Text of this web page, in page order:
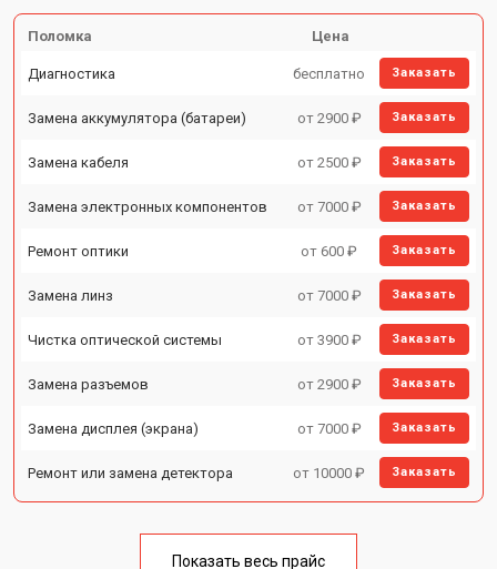
Поломка Цена
Диагностика бесплатно Заказать
Замена аккумулятора (батареи) от 2900 ₽ Заказать
Замена кабеля от 2500 ₽ Заказать
Замена электронных компонентов от 7000 ₽ Заказать
Ремонт оптики от 600 ₽ Заказать
Замена линз от 7000 ₽ Заказать
Чистка оптической системы от 3900 ₽ Заказать
Замена разъемов от 2900 ₽ Заказать
Замена дисплея (экрана) от 7000 ₽ Заказать
Ремонт или замена детектора от 10000 ₽ Заказать
Показать весь прайс